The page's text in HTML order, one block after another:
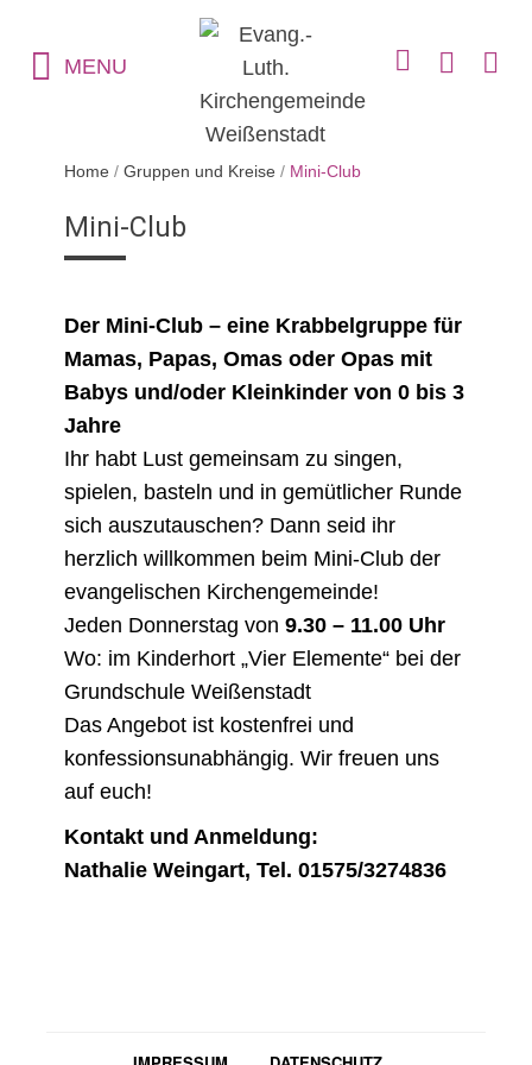
MENU
Home / Gruppen und Kreise / Mini-Club
Mini-Club
Der Mini-Club – eine Krabbelgruppe für
Mamas, Papas, Omas oder Opas mit
Babys und/oder Kleinkinder von 0 bis 3
Jahre
Ihr habt Lust gemeinsam zu singen,
spielen, basteln und in gemütlicher Runde
sich auszutauschen? Dann seid ihr
herzlich willkommen beim Mini-Club der
evangelischen Kirchengemeinde!
Jeden Donnerstag von9.30 – 11.00 Uhr
Wo: im Kinderhort „Vier Elemente“ bei der
Grundschule Weißenstadt
Das Angebot ist kostenfrei und
konfessionsunabhängig. Wir freuen uns
auf euch!
Kontakt und Anmeldung:
Nathalie Weingart, Tel. 01575/3274836